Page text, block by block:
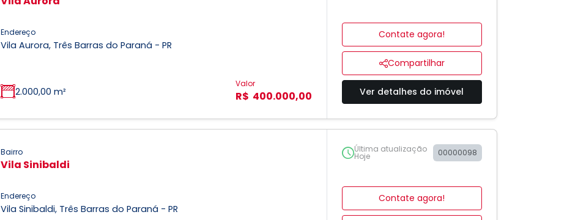
Endereço
Vila Aurora, Três Barras do Paraná - PR
2.000,00 m²
Valor
R$ 400.000,00
Contate agora!
Compartilhar
Ver detalhes do imóvel
Bairro
Vila Sinibaldi
Endereço
Vila Sinibaldi, Três Barras do Paraná - PR
Última atualização
Hoje 00000098
Contate agora!